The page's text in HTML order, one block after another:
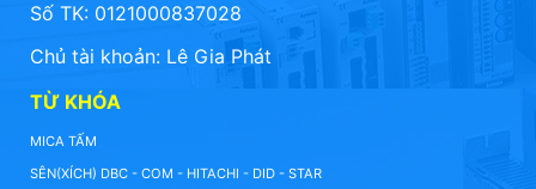
Số TK: 0121000837028
Chủ tài khoản: Lê Gia Phát
TỪ KHÓA
MICA TẤM
SÊN(XÍCH) DBC - COM - HITACHI - DID - STAR